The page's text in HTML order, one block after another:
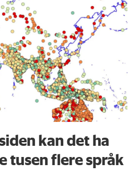
kan det ha
tusen flere språk